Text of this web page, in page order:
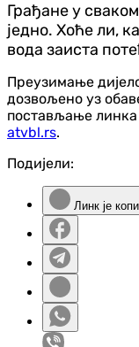
Грађане у
једно. Хоће ли,
вода заиста
Преузимање
дозвољено уз
постављање линка
atvbl.rs.
Подијели:
Линк је